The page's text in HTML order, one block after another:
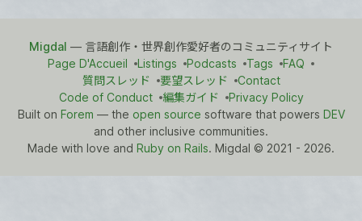
Migdal — 言語創作・世界創作愛好者のコミュニティサイト
Page D'Accueil
Listings Podcasts Tags
FAQ
質問スレッド
要望スレッド
Contact
Code of Conduct
編集ガイド
Privacy Policy
Built on Forem — the open source software that powers DEV
and other inclusive communities.
Made with love and Ruby on Rails. Migdal © 2021 - 2026.